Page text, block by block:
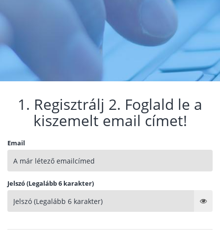
1. Regisztrálj 2. Foglald le a
kiszemelt email címet!
Email
Jelszó (Legalább 6 karakter)